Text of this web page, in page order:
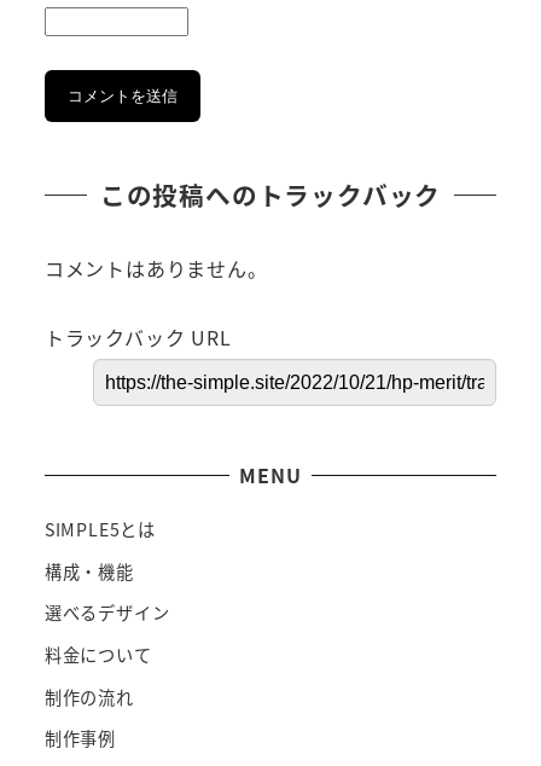
この投稿へのトラックバック
コメントはありません。
トラックバック URL
MENU
SIMPLE5とは
構成・機能
選べるデザイン
料金について
制作の流れ
制作事例